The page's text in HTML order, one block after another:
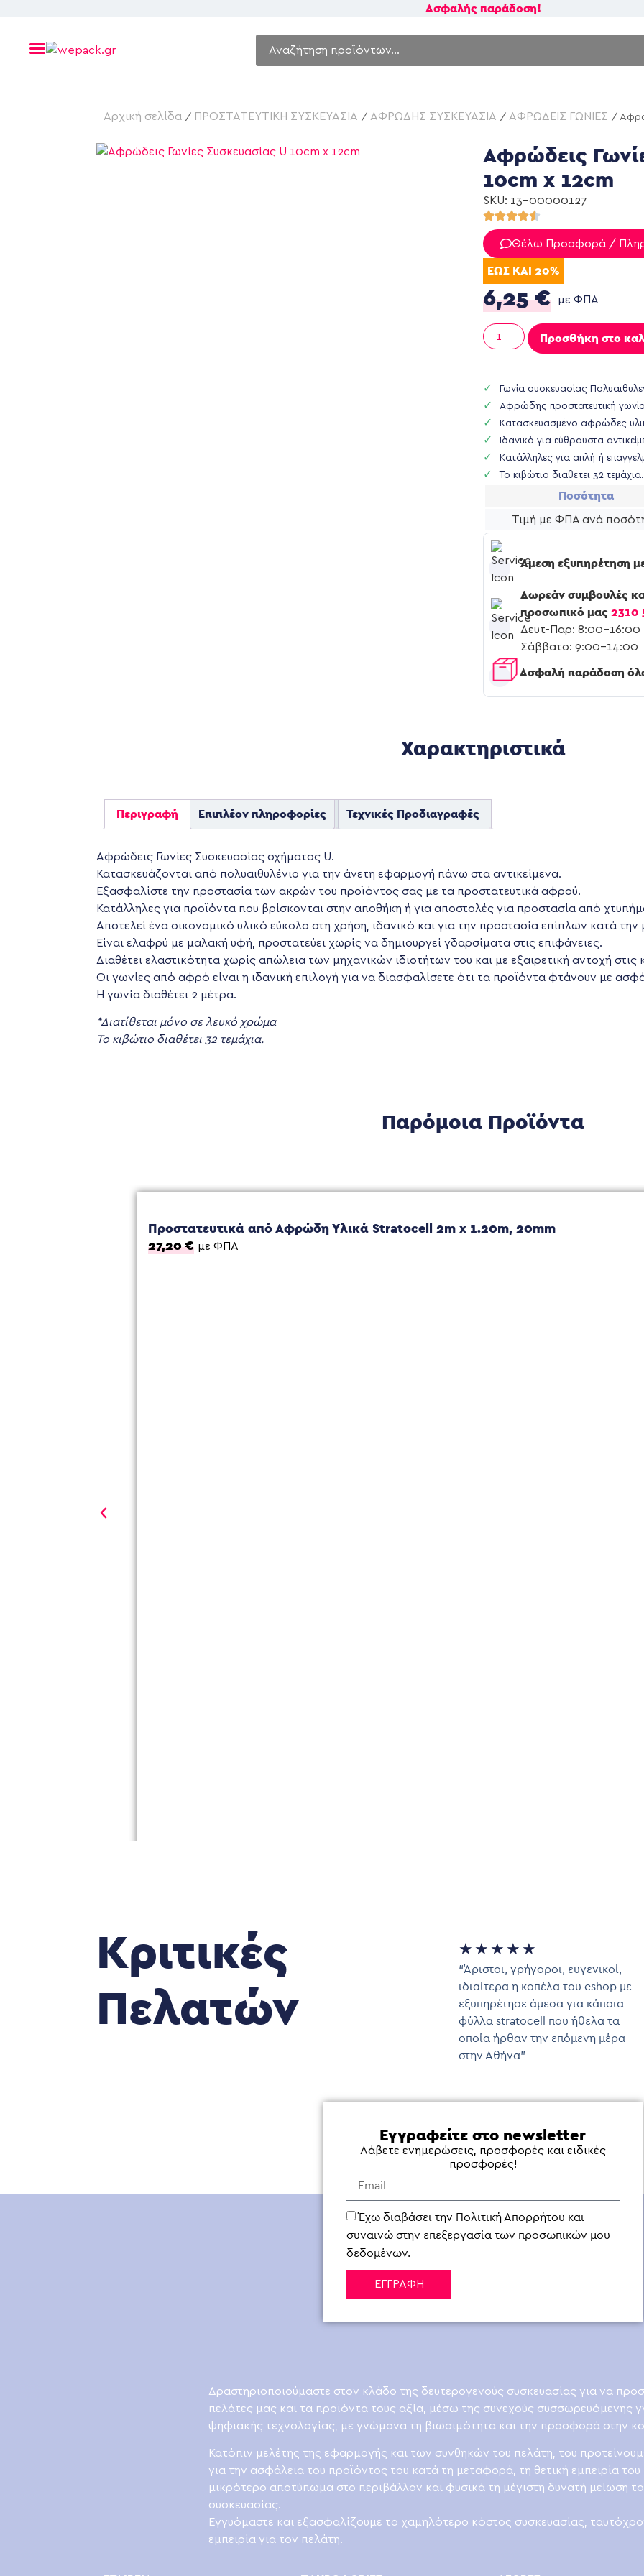
Ασφαλής παράδοση!
Βρείτε το κουτί που σας ταιριάζει!
Αρχική σελίδα / ΠΡΟΣΤΑΤΕΥΤΙΚΗ ΣΥΣΚΕΥΑΣΙΑ /ΑΦΡΩΔΗΣ ΣΥΣΚΕΥΑΣΙΑ /ΑΦΡΩΔΕΙΣ ΓΩΝΙΕΣ /
Αφρώδεις
10cm x 12cm
SKU: 13-00000127
Θέλω Προσφορά /
ΕΩΣ ΚΑΙ 20%
6,25€ με ΦΠΑ
Προσθήκη στο
Γωνία συσκευασίας
Αφρώδης προστατευτική
Κατασκευασμένο αφρώδες
Ιδανικό για εύθραυστα
Κατάλληλες για απλή ή
Το κιβώτιο διαθέτει 32 τεμάχια.
Ποσότητα
Τιμή με ΦΠΑ ανά
Άμεση εξυπηρέτηση
Δωρεάν συμβουλές
προσωπικό μας 2310
Δευτ-Παρ: 8:00-16:00
Σάββατο: 9:00-14:00
Ασφαλή παράδοση
Χαρακτηριστικά
Περιγραφή Επιπλέον πληροφορίες Τεχνικές Προδιαγραφές
Αφρώδεις Γωνίες Συσκευασίας σχήματος U.
Κατασκευάζονται από πολυαιθυλένιο για την άνετη εφαρμογή πάνω στα αντικείμενα.
Εξασφαλίστε την προστασία των ακρών του προϊόντος σας με τα προστατευτικά αφρού.
Κατάλληλες για προϊόντα που βρίσκονται στην αποθήκη ή για αποστολές για προστασία από
Αποτελεί ένα οικονομικό υλικό εύκολο στη χρήση, ιδανικό και για την προστασία επίπλων κατά την
Είναι ελαφρύ με μαλακή υφή, προστατεύει χωρίς να δημιουργεί γδαρσίματα στις επιφάνειες.
Διαθέτει ελαστικότητα χωρίς απώλεια των μηχανικών ιδιοτήτων του και με εξαιρετική αντοχή στις
Οι γωνίες από αφρό είναι η ιδανική επιλογή για να διασφαλίσετε ότι τα προϊόντα φτάνουν με
Η γωνία διαθέτει 2 μέτρα.
*Διατίθεται μόνο σε λευκό χρώμα
Το κιβώτιο διαθέτει 32 τεμάχια.
Παρόμοια Προϊόντα
Προστατευτικά από Αφρώδη Υλικά Stratocell 2m x 1.20m, 20mm
27,20€ με ΦΠΑ
Κριτικές
Πελατών
★ ★ ★ ★ ★
“Άριστοι, γρήγοροι, ευγενικοί,
ιδιαίτερα η κοπέλα του eshop με
εξυπηρέτησε άμεσα για κάποια
φύλλα stratocell που ήθελα τα
οποία ήρθαν την επόμενη μέρα
στην Αθήνα”
Εγγραφείτε στο newsletter
Λάβετε ενημερώσεις, προσφορές και ειδικές
προσφορές!
Έχω διαβάσει την Πολιτική Απορρήτου και
συναινώ στην επεξεργασία των προσωπικών μου
δεδομένων.
ΕΓΓΡΑΦΗ
Δραστηριοποιούμαστε στον κλάδο της δευτερογενούς συσκευασίας για να
πελάτες μας και τα προϊόντα τους αξία, μέσω της συνεχούς συσσωρευόμενης
ψηφιακής τεχνολογίας, με γνώμονα τη βιωσιμότητα και την προσφορά στην
Κατόπιν μελέτης της εφαρμογής και των συνθηκών του πελάτη, του
για την ασφάλεια του προϊόντος του κατά τη μεταφορά, τη θετική εμπειρία
μικρότερο αποτύπωμα στο περιβάλλον και φυσικά τη μέγιστη δυνατή μείωση
συσκευασίας.
Εγγυόμαστε και εξασφαλίζουμε το χαμηλότερο κόστος συσκευασίας,
εμπειρία για τον πελάτη.